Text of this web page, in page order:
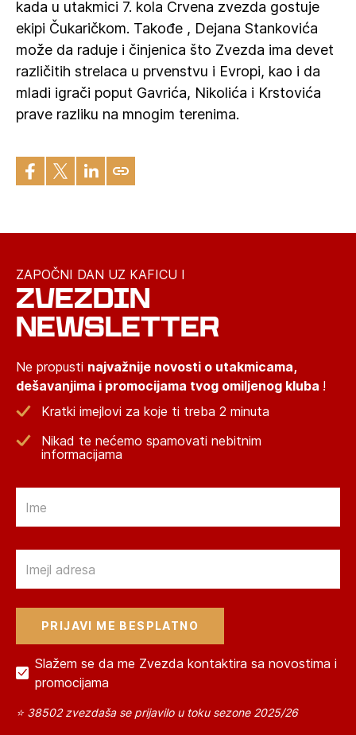
kada u utakmici 7. kola Crvena zvezda gostuje
ekipi Čukaričkom. Takođe , Dejana Stankovića
može da raduje i činjenica što Zvezda ima devet
različitih strelaca u prvenstvu i Evropi, kao i da
mladi igrači poput Gavrića, Nikolića i Krstovića
prave razliku na mnogim terenima.
ZAPOČNI DAN UZ KAFICU I
ZVEZDIN
NEWSLETTER
Ne propusti najvažnije novosti o utakmicama,
dešavanjima i promocijama tvog omiljenog kluba !
Kratki imejlovi za koje ti treba 2 minuta
Nikad te nećemo spamovati nebitnim
informacijama
Slažem se da me Zvezda kontaktira sa novostima i
promocijama
⭐ 38502 zvezdaša se prijavilo u toku sezone 2025/26